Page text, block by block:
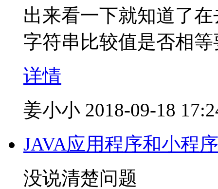
出来看一下就知道了
字符串比较值是否相等
详情
姜小小 2018-09-18
JAVA应用程序和小程
没说清楚问题